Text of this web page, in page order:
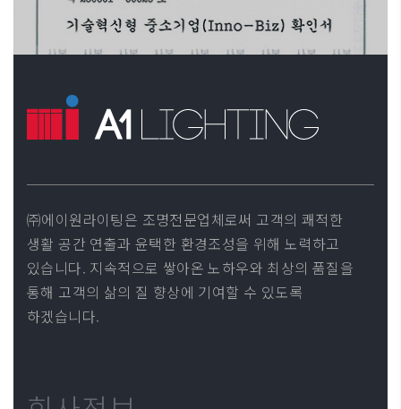
㈜에이원라이팅은 조명전문업체로써 고객의 쾌적한
생활 공간 연출과 윤택한 환경조성을 위해 노력하고
있습니다. 지속적으로 쌓아온 노하우와 최상의 품질을
통해 고객의 삶의 질 향상에 기여할 수 있도록
하겠습니다.